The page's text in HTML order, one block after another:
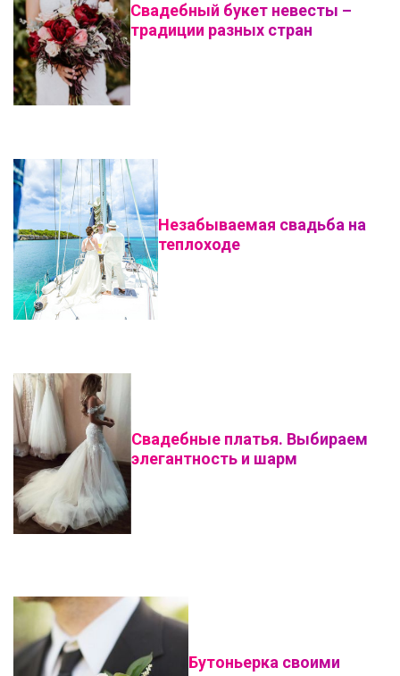
Свадебный букет невесты –
традиции разных стран
Незабываемая свадьба на
теплоходе
Свадебные платья. Выбираем
элегантность и шарм
Бутоньерка своими